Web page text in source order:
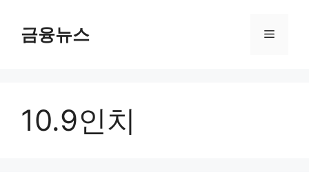
금융뉴스 메
10.9인치